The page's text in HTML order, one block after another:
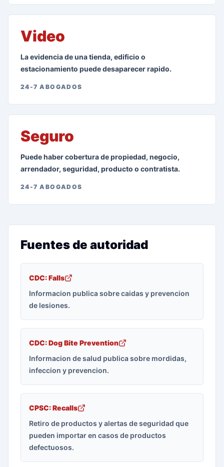
Video
La evidencia de una tienda, edificio o
estacionamiento puede desaparecer rapido.
24-7 ABOGADOS
Seguro
Puede haber cobertura de propiedad, negocio,
arrendador, seguridad, producto o contratista.
24-7 ABOGADOS
Fuentes de autoridad
CDC: Falls
Informacion publica sobre caidas y prevencion
de lesiones.
CDC: Dog Bite Prevention
Informacion de salud publica sobre mordidas,
infeccion y prevencion.
CPSC: Recalls
Retiro de productos y alertas de seguridad que
pueden importar en casos de productos
defectuosos.